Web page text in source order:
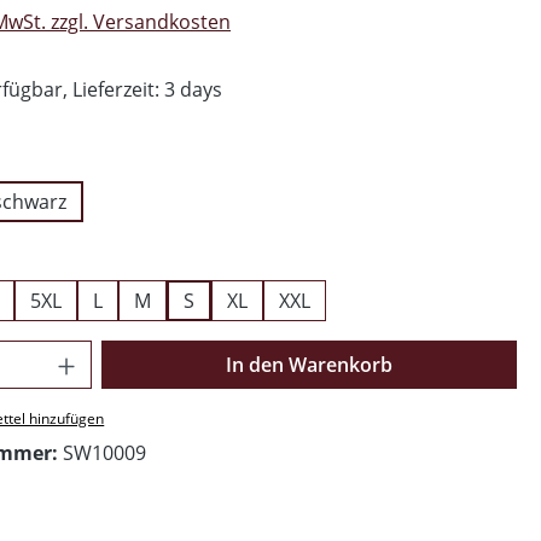
zzgl. Versandkosten
Lieferzeit: 3 days
5XL
L M S XL XXL
Gib den gewünschten Wert
In den Warenkorb
hinzufügen
SW10009